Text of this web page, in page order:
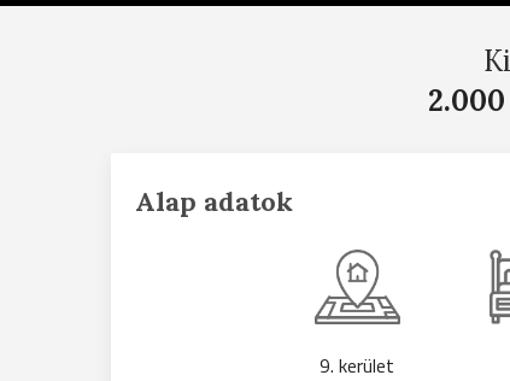
Alap adatok
9. kerület